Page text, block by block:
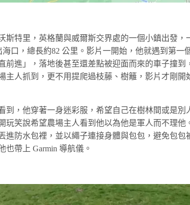
斯特里，英格蘭與威爾斯交界處的一個小鎮出發，
海口，總長約82 公里。影片一開始，他就遇到第一
前進」，落地後甚至還差點被迎面而來的車子撞到
主人抓到，更不用提爬過枝藤、樹籬，影片才剛開
到，他穿著一身迷彩服，希望自己在樹林間或是別
玩笑說希望農場主人看到他以為他是軍人而不理他
進防水包裡，並以繩子連接身體與包包，避免包包
也帶上 Garmin 導航儀。